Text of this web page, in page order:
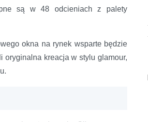
są w 48 odcieniach z palety
okna na rynek wsparte będzie
oryginalna kreacja w stylu glamour,